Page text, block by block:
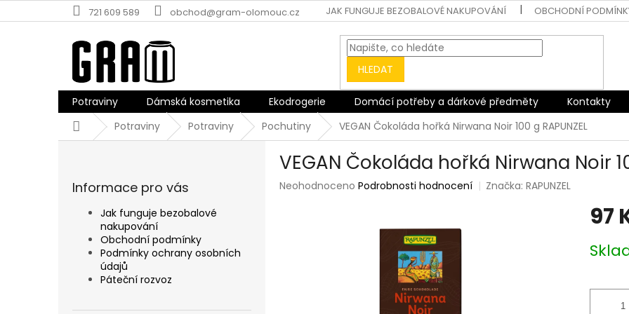
na
721 609 589 obchod@gram-olomouc.cz JAK FUNGUJE BEZOBALOVÉ NAKUPOVÁNÍ OBCHODNÍ
HLEDAT
Potraviny Dámská kosmetika Ekodrogerie Domácí potřeby a dárkové předměty Kontakty
DomůPotraviny Potraviny Pochutiny VEGAN Čokoláda hořká Nirwana Noir 100 g RAPUNZEL
Informace pro vás
Jak funguje bezobalové
nakupování
Obchodní podmínky
Podmínky ochrany osobních
údajů
Páteční rozvoz
VEGAN Čokoláda hořká Nirwana Noir
Průměrné
Neohodnoceno Podrobnosti hodnocení Značka:RAPUNZEL
97
cena: